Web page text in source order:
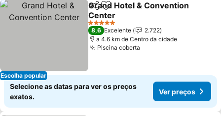
Escolha popular
PartilharAdicionar aos favoritos
Grand Hotel & Convention
Center
Ver preços
5 Estrelas
8,6 Excelente
2.722
a 4.6 km de Centro da cidade
Piscina coberta
Selecione as datas para ver os preços
exatos.
Ver preços